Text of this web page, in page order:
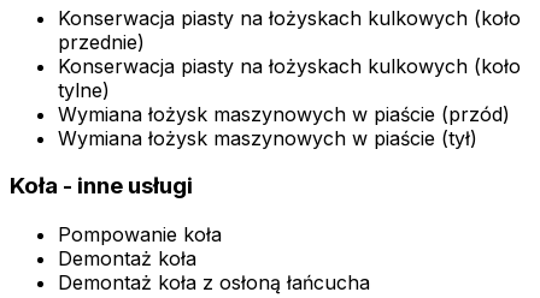
Konserwacja piasty na łożyskach kulkowych (koło
przednie)
Konserwacja piasty na łożyskach kulkowych (koło
tylne)
Wymiana łożysk maszynowych w piaście (przód)
Wymiana łożysk maszynowych w piaście (tył)
Koła - inne usługi
Pompowanie koła
Demontaż koła
Demontaż koła z osłoną łańcucha